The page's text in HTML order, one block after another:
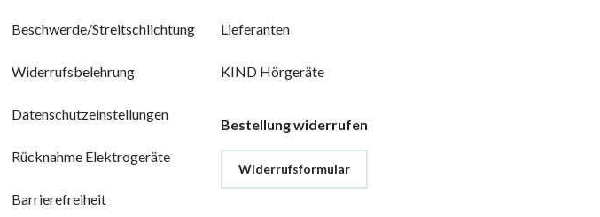
Beschwerde/Streitschlichtung
Widerrufsbelehrung
Datenschutzeinstellungen
Rücknahme Elektrogeräte
Barrierefreiheit
Lieferanten
KIND Hörgeräte
Bestellung widerrufen
Widerrufsformular